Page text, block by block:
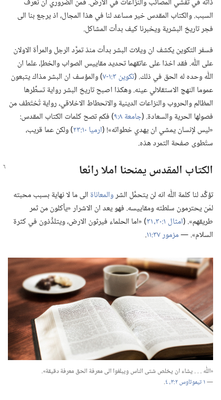
السبب.‏ والكتاب المقدس خير مساعد لنا في هذا المجال،‏ اذ يرجع بنا الى
فجر تاريخ البشرية ويخبرنا كيف بدأت المشاكل.‏
فسفر التكوين يكشف ان ويلات البشر بدأت منذ تمرَّد الرجل والمرأة الاولان
على اللّٰه.‏ فقد اخذا على عاتقهما تحديد مقاييس الصواب والخطإ،‏ علما ان
اللّٰه وحده له الحق في ذلك.‏ (‏تكوين ٣:‏١-‏٧
‏)‏ والمؤسف ان البشر مذاك يتبعون
عموما النهج الاستقلالي عينه.‏ وهكذا اصبح تاريخ البشر رواية تسطِّرها
المظالم والحروب والنزاعات الدينية والانحطاط الاخلاقي،‏ رواية تُختَطف من
فصولها الحرية والسعادة.‏ (‏جامعة ٨:‏٩
‏)‏ فكم تصح كلمات الكتاب المقدس:‏
«ليس لإنسان يمشي ان يهدي خطواته»!‏ (‏ارميا ١٠:‏٢٣
‏)‏ ولكن عما قريب،‏
ستُطوى صفحة التمرد هذه.‏
الكتاب المقدس يمنحنا املا رائعا
تؤكِّد لنا كلمة اللّٰه انه لن يتحمَّل الشروالمعاناة الى ما لا نهاية بسبب محبته
لمَن يحترمون سلطته ومقاييسه.‏ فهو يعد ان الاشرار «يأكلون من ثمر
طريقهم».‏ (‏امثال ١:‏٣٠،‏ ٣١
‏)‏ «اما الحلماء فيرثون الارض،‏ ويتلذَّذون في كثرة
السلام».‏ —‏مزمور ٣٧:‏١١ ‏.‏
‏«اللّٰه .‏ .‏ .‏ يشاء ان يخلص شتى الناس ويبلغوا الى معرفة الحق معرفة دقيقة».‏
—‏١ تيموثاوس ٢:‏٣،‏ ٤ ‏.‏